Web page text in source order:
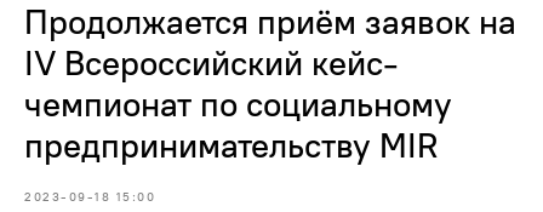
Продолжается приём заявок на
IV Всероссийский кейс-
чемпионат по социальному
предпринимательству MIR
2023-09-18 15:00